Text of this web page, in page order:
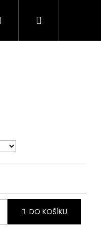
PřihlášeníNákupní
DO KOŠÍKU
Následující